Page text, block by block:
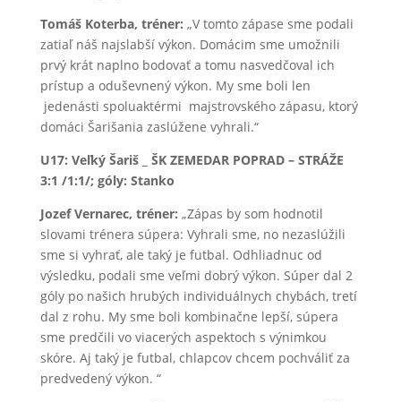
Tomáš Koterba, tréner: „V tomto zápase sme podali
zatiaľ náš najslabší výkon. Domácim sme umožnili
prvý krát naplno bodovať a tomu nasvedčoval ich
prístup a oduševnený výkon. My sme boli len
jedenásti spoluaktérmi majstrovského zápasu, ktorý
domáci Šarišania zaslúžene vyhrali.“
U17: Veľký Šariš _ ŠK ZEMEDAR POPRAD – STRÁŽE
3:1 /1:1/; góly: Stanko
Jozef Vernarec, tréner: „Zápas by som hodnotil
slovami trénera súpera: Vyhrali sme, no nezaslúžili
sme si vyhrať, ale taký je futbal. Odhliadnuc od
výsledku, podali sme veľmi dobrý výkon. Súper dal 2
góly po našich hrubých individuálnych chybách, tretí
dal z rohu. My sme boli kombinačne lepší, súpera
sme predčili vo viacerých aspektoch s výnimkou
skóre. Aj taký je futbal, chlapcov chcem pochváliť za
predvedený výkon. “